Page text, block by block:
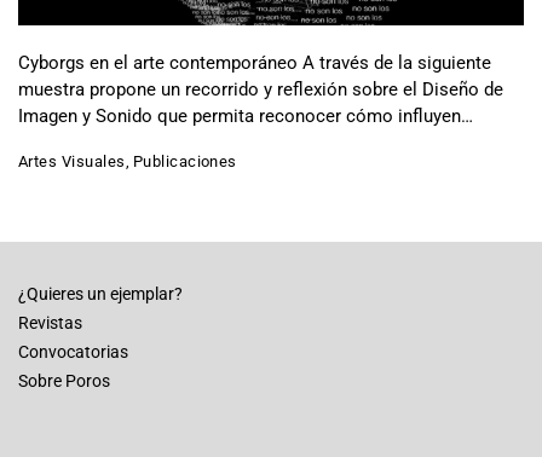
Cyborgs en el arte contemporáneo A través de la siguiente
muestra propone un recorrido y reflexión sobre el Diseño de
Imagen y Sonido que permita reconocer cómo influyen…
Artes Visuales, Publicaciones
¿Quieres un ejemplar?
Revistas
Convocatorias
Sobre Poros